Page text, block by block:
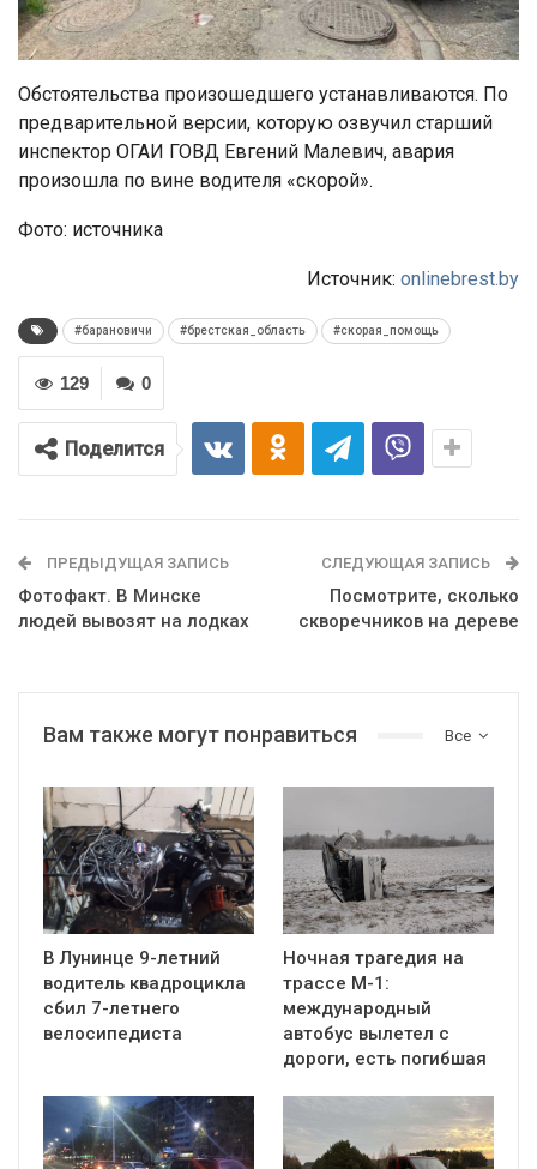
Обстоятельства произошедшего устанавливаются. По
предварительной версии, которую озвучил старший
инспектор ОГАИ ГОВД Евгений Малевич, авария
произошла по вине водителя «скорой».
Фото: источника
Источник: onlinebrest.by
#барановичи #брестская_область #скорая_помощь
0
129
Поделится
ПРЕДЫДУЩАЯ ЗАПИСЬ
Фотофакт. В Минске
людей вывозят на лодках
СЛЕДУЮЩАЯ ЗАПИСЬ
Посмотрите, сколько
скворечников на дереве
Все
Вам также могут понравиться
В Лунинце 9-летний
водитель квадроцикла
сбил 7-летнего
велосипедиста
Ночная трагедия на
трассе М-1:
международный
автобус вылетел с
дороги, есть погибшая